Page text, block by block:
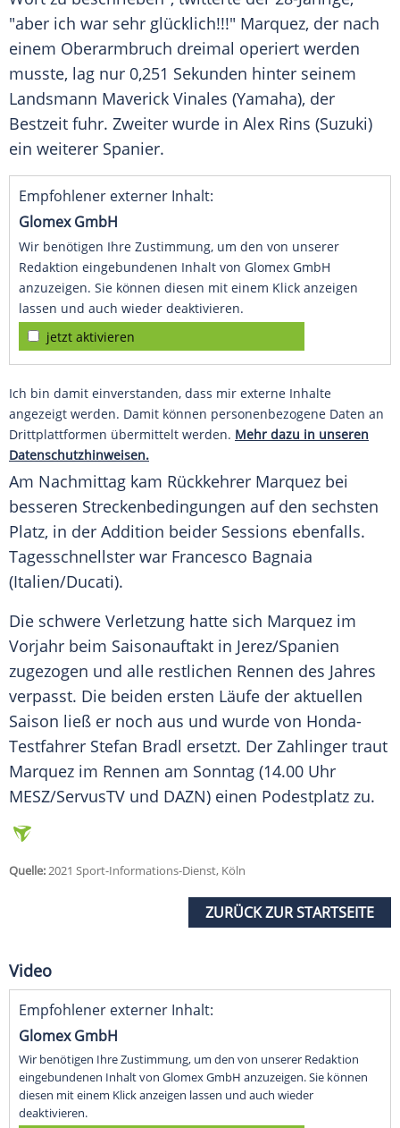
"aber ich war sehr glücklich!!!" Marquez, der nach
einem Oberarmbruch dreimal operiert werden
musste, lag nur 0,251 Sekunden hinter seinem
Landsmann Maverick Vinales (Yamaha), der
Bestzeit fuhr. Zweiter wurde in Alex Rins (Suzuki)
ein weiterer Spanier.
Empfohlener externer Inhalt:
Glomex GmbH
Wir benötigen Ihre Zustimmung, um den von unserer
Redaktion eingebundenen Inhalt von Glomex GmbH
anzuzeigen. Sie können diesen mit einem Klick anzeigen
lassen und auch wieder deaktivieren.
jetzt aktivieren
Ich bin damit einverstanden, dass mir externe Inhalte
angezeigt werden. Damit können personenbezogene Daten an
Drittplattformen übermittelt werden. Mehr dazu in unseren
Datenschutzhinweisen.
Am Nachmittag kam Rückkehrer Marquez bei
besseren Streckenbedingungen auf den sechsten
Platz, in der Addition beider Sessions ebenfalls.
Tagesschnellster war Francesco Bagnaia
(Italien/Ducati).
Die schwere Verletzung hatte sich Marquez im
Vorjahr beim Saisonauftakt in Jerez/Spanien
zugezogen und alle restlichen Rennen des Jahres
verpasst. Die beiden ersten Läufe der aktuellen
Saison ließ er noch aus und wurde von Honda-
Testfahrer Stefan Bradl ersetzt. Der Zahlinger traut
Marquez im Rennen am Sonntag (14.00 Uhr
MESZ/ServusTV und DAZN) einen Podestplatz zu.
Quelle:2021 Sport-Informations-Dienst, Köln
ZURÜCK ZUR STARTSEITE
Video
Empfohlener externer Inhalt:
Glomex GmbH
Wir benötigen Ihre Zustimmung, um den von unserer Redaktion
eingebundenen Inhalt von Glomex GmbH anzuzeigen. Sie können
diesen mit einem Klick anzeigen lassen und auch wieder
deaktivieren.